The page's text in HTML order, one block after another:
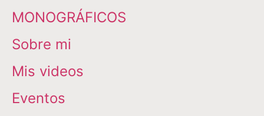
MONOGRÁFICOS
Sobre mi
Mis videos
Eventos